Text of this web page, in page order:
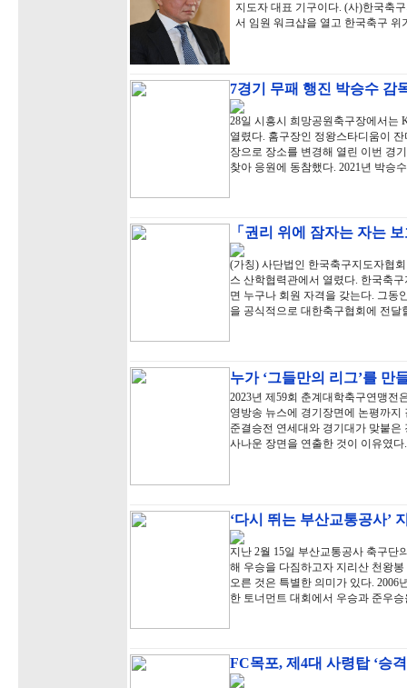
지도자 대표 기구이다. (사)한국축
서 임원 워크샵을 열고 한국축구
7경기 무패 행진 박승수
28일 시흥시 희망공원축구장에서는
열렸다. 홈구장인 정왕스타디움이
장으로 장소를 변경해 열린 이번 경
찾아 응원에 동참했다. 2021년 박승
「권리 위에 잠자는 자는
(가칭) 사단법인 한국축구지도자협
스 산학협력관에서 열렸다. 한국축
면 누구나 회원 자격을 갖는다. 그동
을 공식적으로 대한축구협회에 전
누가 ‘그들만의 리그’를 만
2023년 제59회 춘계대학축구연맹전
영방송 뉴스에 경기장면에 논평까
준결승전 연세대와 경기대가 맞붙
사나운 장면을 연출한 것이 이유였
‘다시 뛰는 부산교통공사’
지난 2월 15일 부산교통공사 축구단
해 우승을 다짐하고자 지리산 천왕
오른 것은 특별한 의미가 있다.
한 토너먼트 대회에서 우승과 준우
FC목포, 제4대 사령탑 ‘승